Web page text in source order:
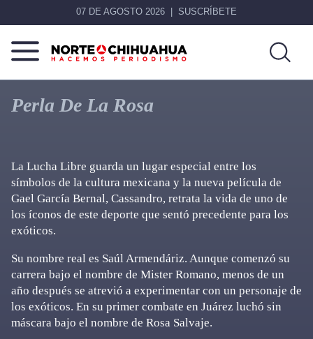
07 DE AGOSTO 2026 SUSCRÍBETE
Norte
De
Chihuahua
Más
que
noticias,
Perla De La Rosa
La Lucha Libre guarda un lugar especial entre los
símbolos de la cultura mexicana y la nueva película de
Gael García Bernal, Cassandro, retrata la vida de uno de
los íconos de este deporte que sentó precedente para los
exóticos.
Su nombre real es Saúl Armendáriz. Aunque comenzó su
carrera bajo el nombre de Mister Romano, menos de un
año después se atrevió a experimentar con un personaje de
los exóticos. En su primer combate en Juárez luchó sin
máscara bajo el nombre de Rosa Salvaje.